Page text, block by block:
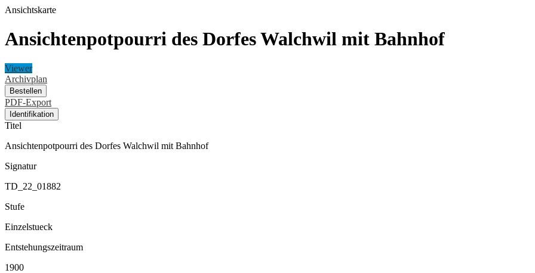
Ansichtskarte
Ansichtenpotpourri des Dorfes Walchwil mit Bahnhof
Viewer
Archivplan
Bestellen
PDF-Export
Identifikation
Titel
Ansichtenpotpourri des Dorfes Walchwil mit Bahnhof
Signatur
TD_22_01882
Stufe
Einzelstueck
Entstehungszeitraum
1900